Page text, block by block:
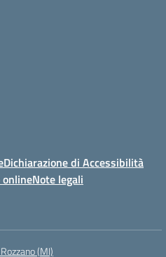
Dichiarazione di Accessibilità
Note legali
(MI)